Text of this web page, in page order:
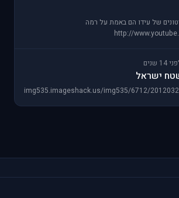
של עידו הם באמת על רמה
http://
ישראל
http://img535.imageshack.us/img535/6712/